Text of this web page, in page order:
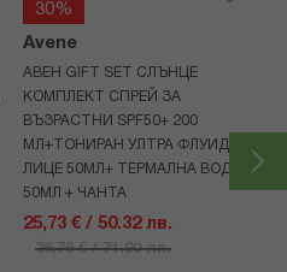
30%
Avene
АВЕН GIFT SET СЛЪНЦЕ
КОМПЛЕКТ СПРЕЙ ЗА
ВЪЗРАСТНИ SPF50+ 200
МЛ+ТОНИРАН УЛТРА ФЛУИД ЗА
ЛИЦЕ 50МЛ+ ТЕРМАЛНА ВОДА
50МЛ + ЧАНТА
25,73 € / 50.32 лв.
36,76 € / 71.90 лв.